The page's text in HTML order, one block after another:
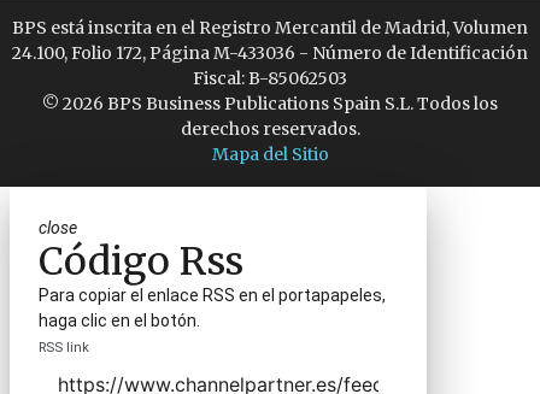
BPS está inscrita en el Registro Mercantil de Madrid, Volumen
24.100, Folio 172, Página M-433036 - Número de Identificación
Fiscal: B-85062503
© 2026 BPS Business Publications Spain S.L. Todos los
derechos reservados.
Mapa del Sitio
close
Código Rss
Para copiar el enlace RSS en el portapapeles,
haga clic en el botón.
RSS link